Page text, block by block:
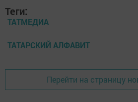
Теги:
ТАТМЕДИА
ТАТАРСКИЙ АЛФАВИТ
Перейти на страницу